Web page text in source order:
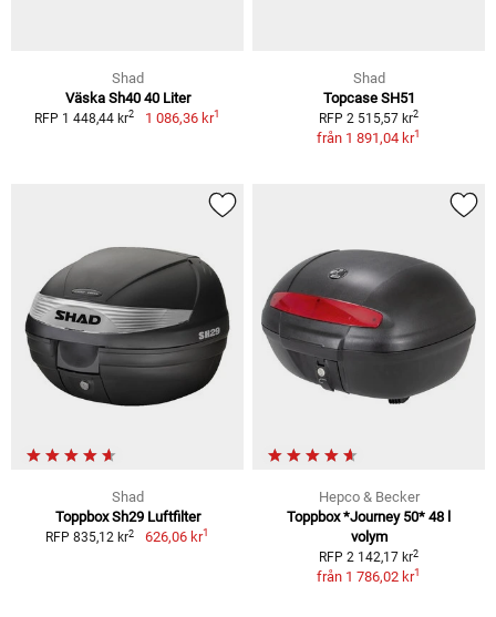
Shad
Väska Sh40 40 Liter
RFP 1 448,44 kr2 1 086,36 kr1
Shad
Topcase SH51
RFP 2 515,57 kr2
från 1 891,04 kr1
Shad
Toppbox Sh29 Luftfilter
RFP 835,12 kr2 626,06 kr1
Hepco & Becker
Toppbox *Journey 50* 48 l
volym
RFP 2 142,17 kr2
från 1 786,02 kr1